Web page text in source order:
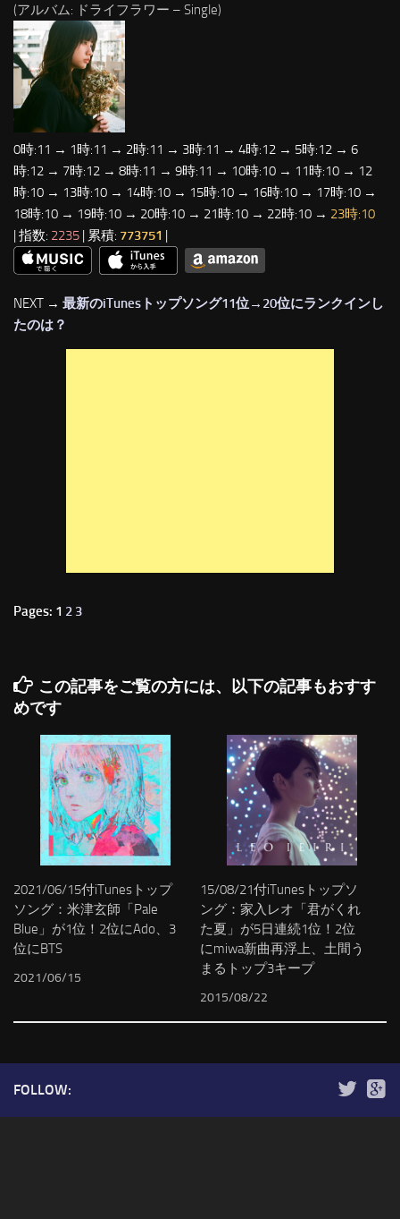
(アルバム: ドライフラワー – Single)
0時:11 → 1時:11 → 2時:11 → 3時:11 → 4時:12 → 5時:12 → 6
時:12 → 7時:12 → 8時:11 → 9時:11 → 10時:10 → 11時:10 → 12
時:10 → 13時:10 → 14時:10 → 15時:10 → 16時:10 → 17時:10 →
18時:10 → 19時:10 → 20時:10 → 21時:10 → 22時:10 → 23時:10
| 指数: 2235 | 累積: 773751 |
NEXT → 最新のiTunesトップソング11位→20位にランクインし
たのは？
Pages: 1 2 3
この記事をご覧の方には、以下の記事もおすす
めです
2021/06/15付iTunesトップ
ソング：米津玄師「Pale
Blue」が1位！2位にAdo、3
位にBTS
2021/06/15
15/08/21付iTunesトップソ
ング：家入レオ「君がくれ
た夏」が5日連続1位！2位
にmiwa新曲再浮上、土間う
まるトップ3キープ
2015/08/22
FOLLOW: